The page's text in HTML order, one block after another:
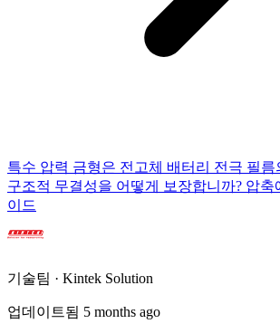
특수 압력 금형은 전고체 배터리 전극 필
구조적 무결성을 어떻게 보장합니까? 압축
이드
기술팀 · Kintek Solution
업데이트됨 5 months ago